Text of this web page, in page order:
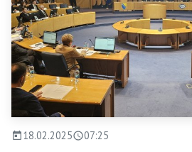
18.02.2025 07:25